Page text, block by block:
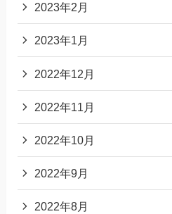
2023年2月
2023年1月
2022年12月
2022年11月
2022年10月
2022年9月
2022年8月